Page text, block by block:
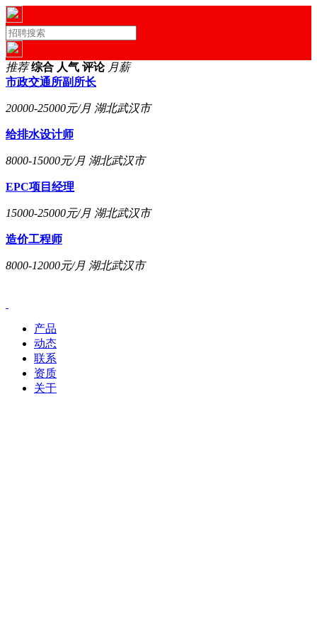
推荐 综合 人气 评论 月薪
市政交通所副所长
20000-25000元/月 湖北武汉市
给排水设计师
8000-15000元/月 湖北武汉市
EPC项目经理
15000-25000元/月 湖北武汉市
造价工程师
8000-12000元/月 湖北武汉市
产品
动态
联系
资质
关于